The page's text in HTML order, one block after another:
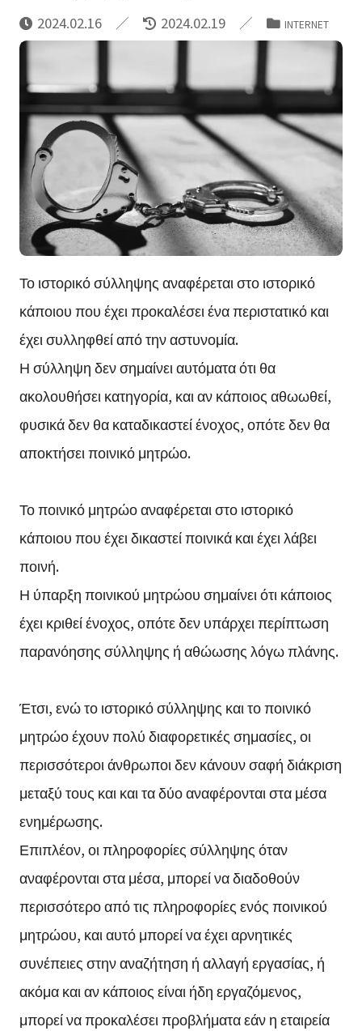
2024.02.16 2024.02.19 INTERNET
Το ιστορικό σύλληψης αναφέρεται στο ιστορικό
κάποιου που έχει προκαλέσει ένα περιστατικό και
έχει συλληφθεί από την αστυνομία.
Η σύλληψη δεν σημαίνει αυτόματα ότι θα
ακολουθήσει κατηγορία, και αν κάποιος αθωωθεί,
φυσικά δεν θα καταδικαστεί ένοχος, οπότε δεν θα
αποκτήσει ποινικό μητρώο.
Το ποινικό μητρώο αναφέρεται στο ιστορικό
κάποιου που έχει δικαστεί ποινικά και έχει λάβει
ποινή.
Η ύπαρξη ποινικού μητρώου σημαίνει ότι κάποιος
έχει κριθεί ένοχος, οπότε δεν υπάρχει περίπτωση
παρανόησης σύλληψης ή αθώωσης λόγω πλάνης.
Έτσι, ενώ το ιστορικό σύλληψης και το ποινικό
μητρώο έχουν πολύ διαφορετικές σημασίες, οι
περισσότεροι άνθρωποι δεν κάνουν σαφή διάκριση
μεταξύ τους και και τα δύο αναφέρονται στα μέσα
ενημέρωσης.
Επιπλέον, οι πληροφορίες σύλληψης όταν
αναφέρονται στα μέσα, μπορεί να διαδοθούν
περισσότερο από τις πληροφορίες ενός ποινικού
μητρώου, και αυτό μπορεί να έχει αρνητικές
συνέπειες στην αναζήτηση ή αλλαγή εργασίας, ή
ακόμα και αν κάποιος είναι ήδη εργαζόμενος,
μπορεί να προκαλέσει προβλήματα εάν η εταιρεία